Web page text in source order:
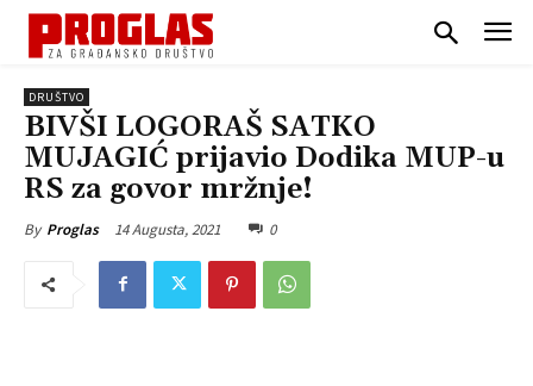
DRUŠTVO
BIVŠI LOGORAŠ SATKO
MUJAGIĆ prijavio Dodika MUP-u
RS za govor mržnje!
By Proglas 14 Augusta, 2021 0